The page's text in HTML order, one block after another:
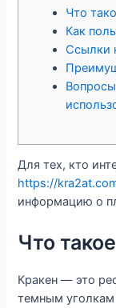
Что
Как
Ссылки
Для тех, кто
https://
информацию о
Что
Кракен — это
темным уголкам